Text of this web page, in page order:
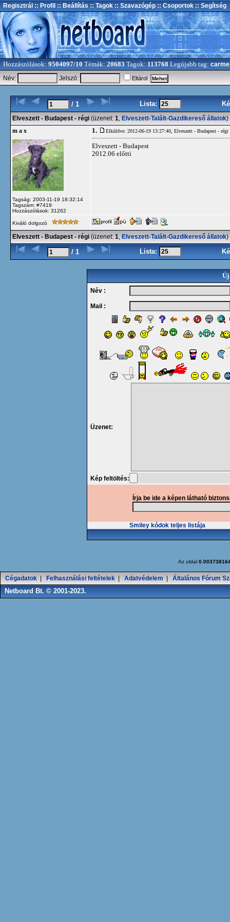
Regisztrál :: Profil :: Beállítás :: Tagok :: Szavazógép :: Csoportok :: Segítség
Hozzászólások: 9504097/10 Témák: 20683 Tagok: 113768 Legújabb tag:
Név:
Jelszó: Eltárol
/ 1 Lista:
Elveszett - Budapest - régi (üzenet: 1, Elveszett-Talált-Gazdikereső állatok)
m a x
Tagság: 2003-11-19 18:32:14
Tagszám: #7419
Hozzászólások: 31262
1. Elküldve: 2012-06-19 13:27:40, Elveszett - Budapest - régi
Elveszett - Budapest
2012.06 előtti
Kiváló dolgozó
Elveszett - Budapest - régi (üzenet: 1, Elveszett-Talált-Gazdikereső állatok)
/ 1 Lista:
Új
Név :
Mail :
Üzenet:
Kép feltöltés:
Írja be ide a képen látható
Smiley kódok teljes listája
Az oldal
Cégadatok Felhasználási feltételek Adatvédelem Általános Fórum
Netboard Bt. © 2001-2023.